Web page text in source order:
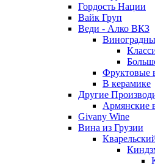
Гордость Нации
Вайк Груп
Веди - Алко ВКЗ
Фруктовые
В керамике
Другие
Армянские
Givany Wine
Вина из Грузии